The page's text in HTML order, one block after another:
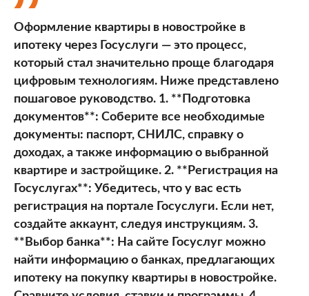
Оформление квартиры в новостройке в
ипотеку через Госуслуги — это процесс,
который стал значительно проще благодаря
цифровым технологиям. Ниже представлено
пошаговое руководство. 1. **Подготовка
документов**: Соберите все необходимые
документы: паспорт, СНИЛС, справку о
доходах, а также информацию о выбранной
квартире и застройщике. 2. **Регистрация на
Госуслугах**: Убедитесь, что у вас есть
регистрация на портале Госуслуги. Если нет,
создайте аккаунт, следуя инструкциям. 3.
**Выбор банка**: На сайте Госуслуг можно
найти информацию о банках, предлагающих
ипотеку на покупку квартиры в новостройке.